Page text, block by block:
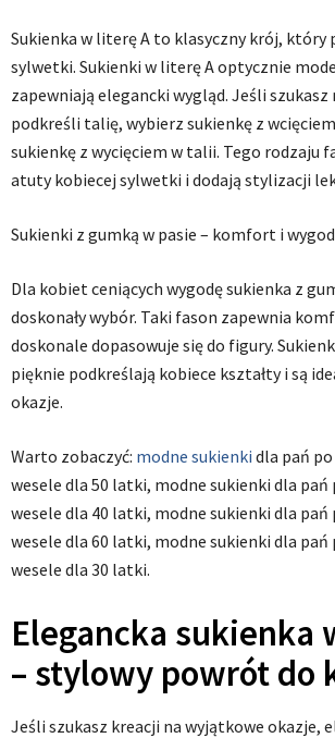
Sukienka w literę A to klasyczny krój, który
sylwetki. Sukienki w literę A optycznie
zapewniają elegancki wygląd. Jeśli
podkreśli talię, wybierz sukienkę z
sukienkę z wycięciem w talii. Tego rodzaju
atuty kobiecej sylwetki i dodają stylizacji
Sukienki z gumką w pasie – komfort i
Dla kobiet ceniących wygodę sukienka z
doskonały wybór. Taki fason zapewnia
doskonale dopasowuje się do figury.
pięknie podkreślają kobiece kształty i są
okazje.
Warto zobaczyć: modne sukienki dla pań
wesele dla 50 latki, modne sukienki dla pań
wesele dla 40 latki, modne sukienki dla pań
wesele dla 60 latki, modne sukienki dla pań
wesele dla 30 latki.
Elegancka sukienka
– stylowy powrót do
Jeśli szukasz kreacji na wyjątkowe okazje,